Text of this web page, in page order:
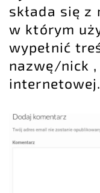
składa się z
w którym
wypełnić
nazwę/nick
internetowej.